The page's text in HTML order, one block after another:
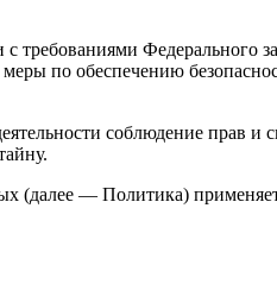
с требованиями
по обеспечению
соблюдение прав
(далее — Политика)